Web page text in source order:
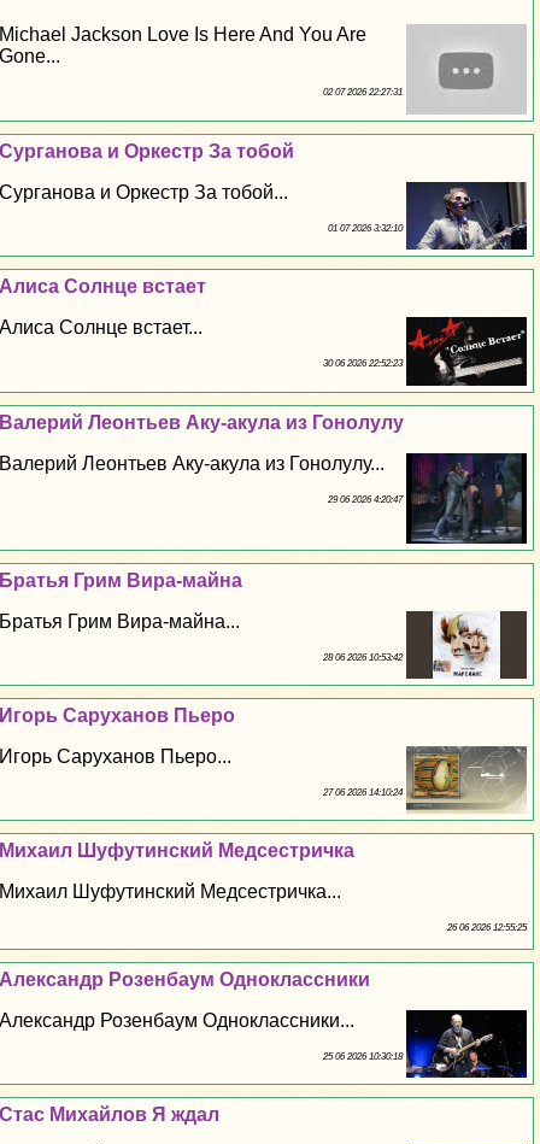
Michael Jackson Love Is Here And You Are
Gone...
02 07 2026 22:27:31
Сурганова и Оркестр За тобой
Сурганова и Оркестр За тобой...
01 07 2026 3:32:10
Алиса Солнце встает
Алиса Солнце встает...
30 06 2026 22:52:23
Валерий Леонтьев Аку-акула из Гонолулу
Валерий Леонтьев Аку-акула из Гонолулу...
29 06 2026 4:20:47
Братья Грим Вира-майна
Братья Грим Вира-майна...
28 06 2026 10:53:42
Игорь Саруханов Пьеро
Игорь Саруханов Пьеро...
27 06 2026 14:10:24
Михаил Шуфутинский Медсестричка
Михаил Шуфутинский Медсестричка...
26 06 2026 12:55:25
Александр Розенбаум Одноклассники
Александр Розенбаум Одноклассники...
25 06 2026 10:30:18
Стас Михайлов Я ждал